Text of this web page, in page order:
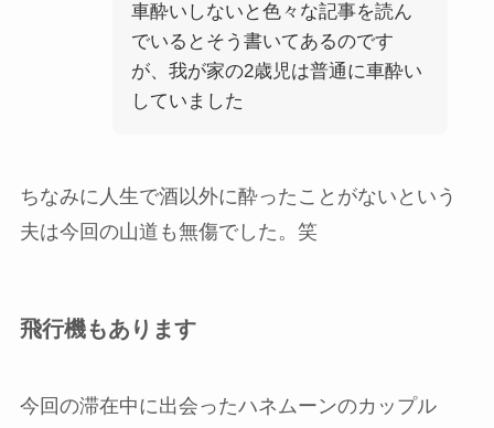
車酔いしないと色々な記事を読ん
でいるとそう書いてあるのです
が、我が家の2歳児は普通に車酔い
していました
ちなみに人生で酒以外に酔ったことがないという
夫は今回の山道も無傷でした。笑
飛行機もあります
今回の滞在中に出会ったハネムーンのカップル